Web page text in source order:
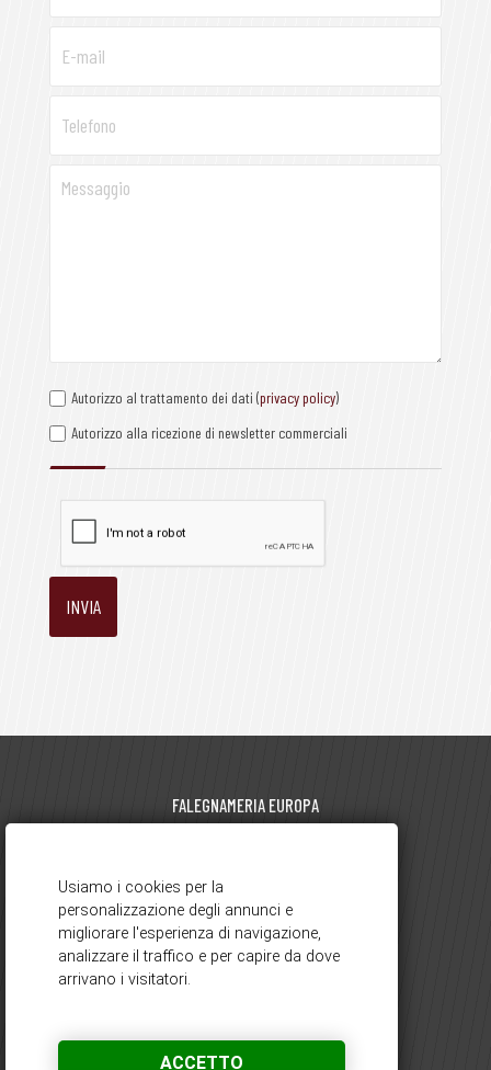
ACCETTO
Autorizzo al trattamento dei dati (privacy policy)
Autorizzo alla ricezione di newsletter commerciali
FALEGNAMERIA EUROPA
viale Europa, 61 - 21050 Gorla Maggiore (VA)
0331.617695-351.6248425
info@falegnameriaeuropa.it